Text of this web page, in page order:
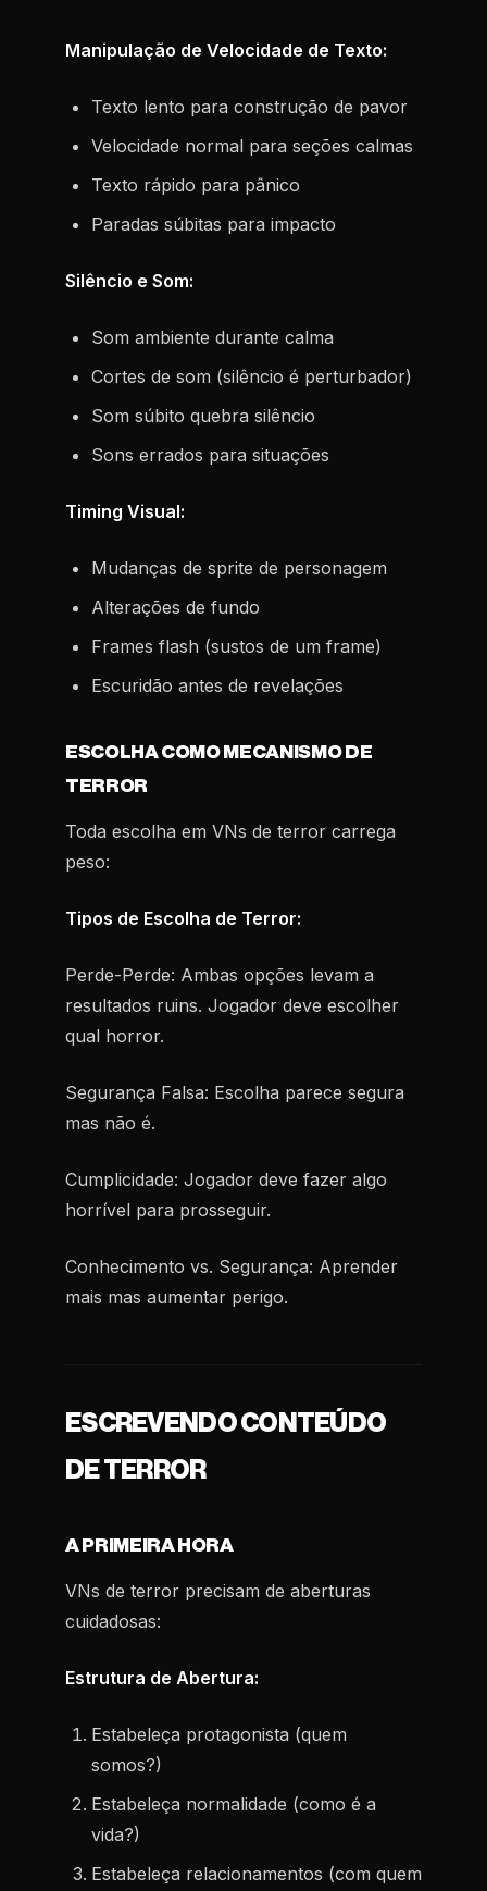
Manipulação de Velocidade de Texto:
Texto lento para construção de pavor
Velocidade normal para seções calmas
Texto rápido para pânico
Paradas súbitas para impacto
Silêncio e Som:
Som ambiente durante calma
Cortes de som (silêncio é perturbador)
Som súbito quebra silêncio
Sons errados para situações
Timing Visual:
Mudanças de sprite de personagem
Alterações de fundo
Frames flash (sustos de um frame)
Escuridão antes de revelações
ESCOLHA COMO MECANISMO DE
TERROR
Toda escolha em VNs de terror carrega
peso:
Tipos de Escolha de Terror:
Perde-Perde: Ambas opções levam a
resultados ruins. Jogador deve escolher
qual horror.
Segurança Falsa: Escolha parece segura
mas não é.
Cumplicidade: Jogador deve fazer algo
horrível para prosseguir.
Conhecimento vs. Segurança: Aprender
mais mas aumentar perigo.
ESCREVENDO CONTEÚDO
DE TERROR
A PRIMEIRA HORA
VNs de terror precisam de aberturas
cuidadosas:
Estrutura de Abertura:
Estabeleça protagonista (quem
somos?)
Estabeleça normalidade (como é a
vida?)
Estabeleça relacionamentos (com quem